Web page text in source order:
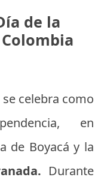
de la
se celebra como
en
de Boyacá y la
Durante